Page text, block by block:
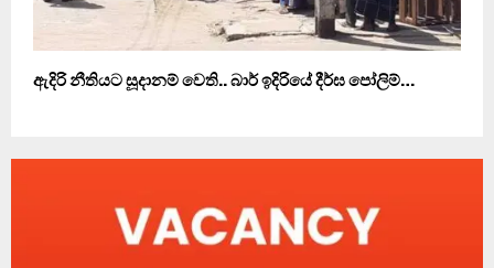
ඇදිරි නීතියට සූදානම් වෙති.. බාර් ඉදිරියේ දීර්ඝ පෝලිම්…